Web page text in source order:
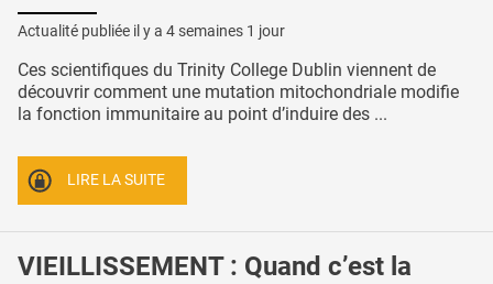
Actualité publiée il y a 4 semaines 1 jour
Ces scientifiques du Trinity College Dublin viennent de
découvrir comment une mutation mitochondriale modifie
la fonction immunitaire au point d’induire des ...
LIRE LA SUITE
VIEILLISSEMENT : Quand c’est la